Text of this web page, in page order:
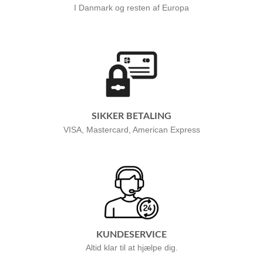
I Danmark og resten af Europa
SIKKER BETALING
VISA, Mastercard, American Express
KUNDESERVICE
Altid klar til at hjælpe dig.